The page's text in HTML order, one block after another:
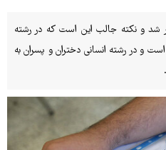
عمل کنکور ۱۴۰۴ منتشر شد و نکته جالب این است که در رشته
است و در رشته انسانی دختران و پسران به